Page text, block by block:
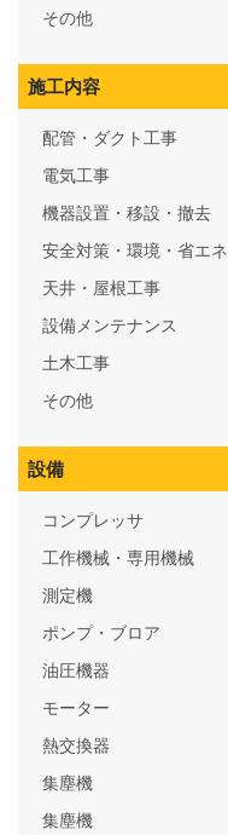
その他
施工内容
配管・ダクト工事
電気工事
機器設置・移設・撤去
安全対策・環境・省エネ
天井・屋根工事
設備メンテナンス
土木工事
その他
設備
コンプレッサ
工作機械・専用機械
測定機
ポンプ・ブロア
油圧機器
モーター
熱交換器
集塵機
集塵機